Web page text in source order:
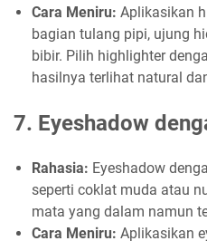
Cara Meniru: Aplikasikan
bagian tulang pipi, ujung
bibir. Pilih highlighter
hasilnya terlihat natural
7. Eyeshadow
Rahasia: Eyeshadow
seperti coklat muda atau
mata yang dalam namun
Cara Meniru: Aplikasikan